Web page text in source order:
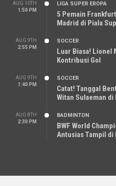
AUG 10TH
1:50 PM
LIGA SUPER EROPA
5 Pemain
Madrid di Piala
AUG 9TH
2:55 PM
SOCCER
Luar Biasa! Lionel
Kontribusi Gol
AUG 9TH
1:40 PM
SOCCER
Catat! Tanggal
Witan Sulaeman di
AUG 8TH
2:30 PM
BADMINTON
BWF World
Antusias Tampil di